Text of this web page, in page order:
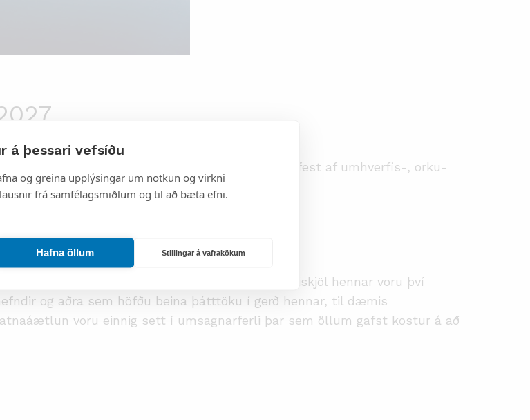
á þessari vefsíðu
og greina upplýsingar um notkun og virkni
frá samfélagsmiðlum og til að bæta efni.
Hafna öllum Stillingar á vafrakökum
unnin hefur verið fyrir Ísland. Hún var staðfest af umhverfis-, orku-
hina ýmsu aðila innbyggt. Vatnaáætlun og fylgiskjöl hennar voru því
og aðra sem höfðu beina þátttöku í gerð hennar, til dæmis
voru einnig sett í umsagnarferli þar sem öllum gafst kostur á að